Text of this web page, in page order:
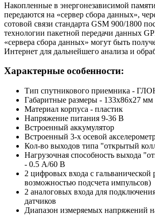
Накопленные в энергонезависимой
передаются на «сервер сбора данных»,
сотовой связи стандарта GSM 900/1800
технологии пакетной передачи данных
«сервера сбора данных» могут быть
Интернет для дальнейшего анализа и
Характерные особенности:
Тип спутникового приемника -
Габаритные размеры - 133х86х27 мм
Материал корпуса - пластик
Напряжение питания 9-36 В
Встроенный аккумулятор
Встроенный 3-х осевой
Кол-во выходов типа "открытый
Нагрузочная способность выхода
- 0.5 А/60 В
2 цифровых входа с гальванической
возможностью подсчета импульсов)
2 аналоговых входа для
датчиков
Диапазон измеряемых напряжений